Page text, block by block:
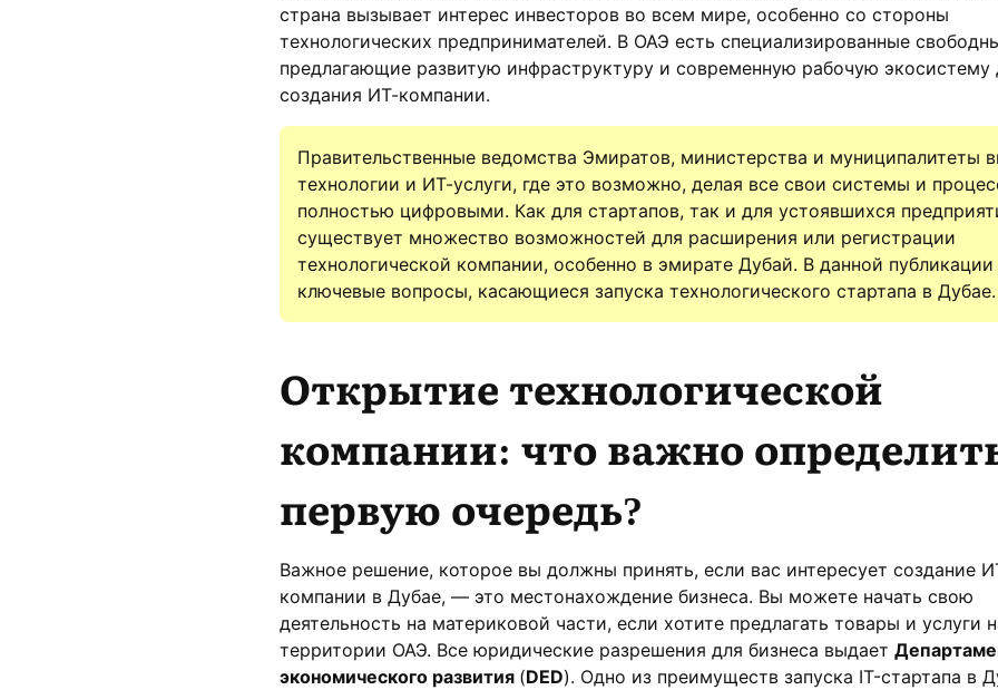
страна вызывает интерес инвесторов во всем мире, особенно со стороны
технологических предпринимателей. В ОАЭ есть специализированные
предлагающие развитую инфраструктуру и современную рабочую экосистему
создания ИТ-компании.
Правительственные ведомства Эмиратов, министерства и муниципалитеты
технологии и ИТ-услуги, где это возможно, делая все свои системы и
полностью цифровыми. Как для стартапов, так и для устоявшихся
существует множество возможностей для расширения или регистрации
технологической компании, особенно в эмирате Дубай. В данной
ключевые вопросы, касающиеся запуска технологического стартапа в Дубае.
Открытие технологической
компании: что важно
первую очередь?
Важное решение, которое вы должны принять, если вас интересует создание
компании в Дубае, — это местонахождение бизнеса. Вы можете начать свою
деятельность на материковой части, если хотите предлагать товары и услуги
территории ОАЭ. Все юридические разрешения для бизнеса выдает
экономического развития (DED). Одно из преимуществ запуска IT-стартапа в